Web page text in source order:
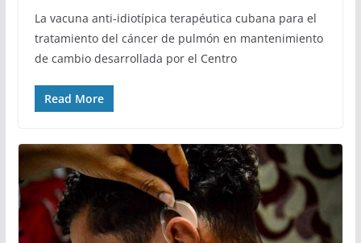
La vacuna anti-idiotípica terapéutica cubana para el
tratamiento del cáncer de pulmón en mantenimiento
de cambio desarrollada por el Centro
Read More